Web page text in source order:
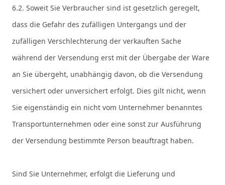
6.2. Soweit Sie Verbraucher sind ist gesetzlich geregelt,
dass die Gefahr des zufälligen Untergangs und der
zufälligen Verschlechterung der verkauften Sache
während der Versendung erst mit der Übergabe der Ware
an Sie übergeht, unabhängig davon, ob die Versendung
versichert oder unversichert erfolgt. Dies gilt nicht, wenn
Sie eigenständig ein nicht vom Unternehmer benanntes
Transportunternehmen oder eine sonst zur Ausführung
der Versendung bestimmte Person beauftragt haben.
Sind Sie Unternehmer, erfolgt die Lieferung und